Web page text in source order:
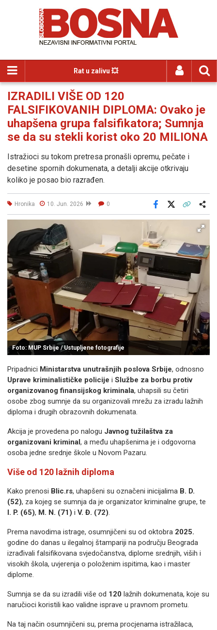
Rat u zalivu 💥
IZRADILI VIŠE OD 120
FALSIFIKOVANIH DIPLOMA: Ovako je
uhapšena grupa falsifikatora; Sumnja
se da su stekli korist oko 20 MILIONA
Istražioci su tokom pretresa pronašli opremu, pečate i
desetine spornih dokumenata, a detalji akcije otkrivaju
koliko je posao bio razrađen.
Hronika 10. Jun. 2026 0
Facebook
Foto: MUP Srbije / Ustupljene fotografije
Pripadnici Ministarstva unutrašnjih poslova Srbije, odnosno
Uprave kriminalističke policije i Službe za borbu protiv
organizovanog finansijskog kriminala, uhapsili su četiri
osobe zbog sumnje da su organizovali mrežu za izradu lažnih
diploma i drugih obrazovnih dokumenata.
Akcija je provedena po nalogu Javnog tužilaštva za
organizovani kriminal, a među uhapšenima je i odgovorna
osoba jedne srednje škole u Novom Pazaru.
Više od 120 lažnih diploma
Kako prenosi Blic.rs, uhapšeni su označeni inicijalima B. D.
(52), za kojeg se sumnja da je organizator kriminalne grupe, te
I. P. (65), M. N. (71) i V. Đ. (72).
Prema navodima istrage, osumnjičeni su od oktobra 2025.
godine do danas u ilegalnoj štampariji na području Beograda
izrađivali falsifikovana svjedočanstva, diplome srednjih, viših i
visokih škola, uvjerenja o položenim ispitima, kao i master
diplome.
Sumnja se da su izradili više od 120 lažnih dokumenata, koje su
naručioci koristili kao validne isprave u pravnom prometu.
Na taj način osumnjičeni su, prema procjenama istražilaca,